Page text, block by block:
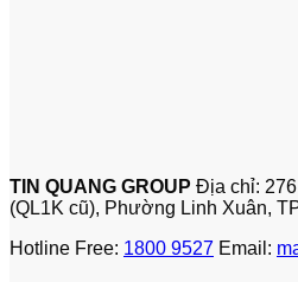
TIN QUANG GROUP Địa chỉ:
(QL1K cũ), Phường Linh Xuân,
Hotline Free: 1800 9527 Email: